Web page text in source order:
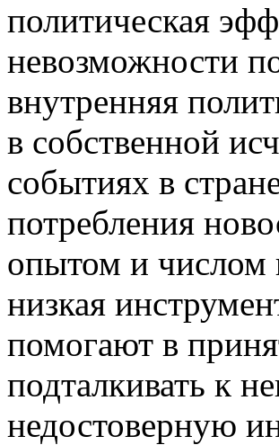
политическая
невозможности
внутренняя
в собственной
событиях в
потребления
опытом и числом
низкая
помогают в
подталкивать к
недостоверную